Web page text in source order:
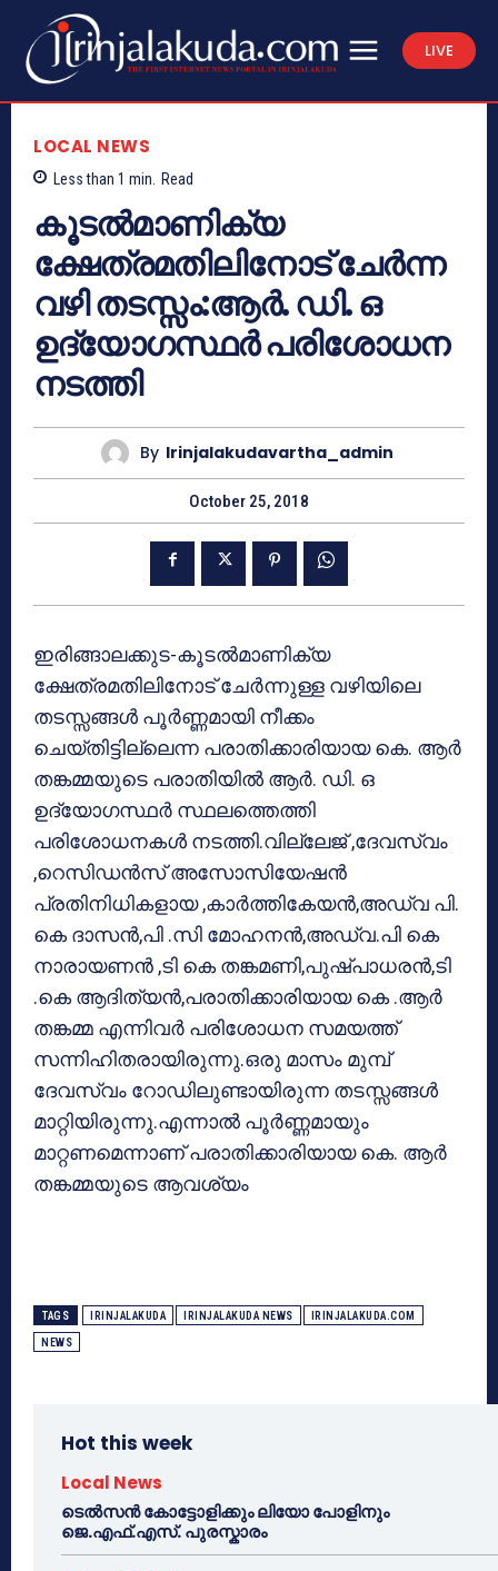
LIVE
LOCAL NEWS
Less than 1 min. Read
കൂടല്‍മാണിക്യ
ക്ഷേത്രമതിലിനോട് ചേര്‍ന്ന
വഴി തടസ്സം:ആര്‍. ഡി. ഒ
ഉദ്യോഗസ്ഥര്‍ പരിശോധന
നടത്തി
By Irinjalakudavartha_admin
October 25, 2018
ഇരിങ്ങാലക്കുട-കൂടല്‍മാണിക്യ
ക്ഷേത്രമതിലിനോട് ചേര്‍ന്നുള്ള വഴിയിലെ
തടസ്സങ്ങള്‍ പൂര്‍ണ്ണമായി നീക്കം
ചെയ്തിട്ടില്ലെന്ന പരാതിക്കാരിയായ കെ. ആര്‍
തങ്കമ്മയുടെ പരാതിയില്‍ ആര്‍. ഡി. ഒ
ഉദ്യോഗസ്ഥര്‍ സ്ഥലത്തെത്തി
പരിശോധനകള്‍ നടത്തി.വില്ലേജ് ,ദേവസ്വം
,റെസിഡന്‍സ് അസോസിയേഷന്‍
പ്രതിനിധികളായ ,കാര്‍ത്തികേയന്‍,അഡ്വ പി.
കെ ദാസന്‍,പി .സി മോഹനന്‍,അഡ്വ.പി കെ
നാരായണന്‍ ,ടി കെ തങ്കമണി,പുഷ്പാധരന്‍,ടി
.കെ ആദിത്യന്‍,പരാതിക്കാരിയായ കെ .ആര്‍
തങ്കമ്മ എന്നിവര്‍ പരിശോധന സമയത്ത്
സന്നിഹിതരായിരുന്നു.ഒരു മാസം മുമ്പ്
ദേവസ്വം റോഡിലുണ്ടായിരുന്ന തടസ്സങ്ങള്‍
മാറ്റിയിരുന്നു.എന്നാല്‍ പൂര്‍ണ്ണമായും
മാറ്റണമെന്നാണ് പരാതിക്കാരിയായ കെ. ആര്‍
തങ്കമ്മയുടെ ആവശ്യം
TAGS IRINJALAKUDA IRINJALAKUDA NEWS IRINJALAKUDA.COM
NEWS
Hot this week
Local News
ടെൽസൻ കോട്ടോളിക്കും ലിയോ പോളിനും
ജെ.എഫ്.എസ്. പുരസ്കാരം